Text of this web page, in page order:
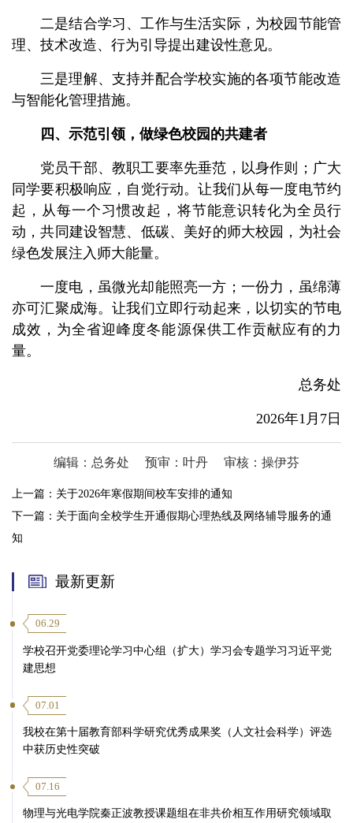
二是结合学习、工作与生活实际，为校园节能管
理、技术改造、行为引导提出建设性意见。
三是理解、支持并配合学校实施的各项节能改造
与智能化管理措施。
四、示范引领，做绿色校园的共建者
党员干部、教职工要率先垂范，以身作则；广大
同学要积极响应，自觉行动。让我们从每一度电节约
起，从每一个习惯改起，将节能意识转化为全员行
动，共同建设智慧、低碳、美好的师大校园，为社会
绿色发展注入师大能量。
一度电，虽微光却能照亮一方；一份力，虽绵薄
亦可汇聚成海。让我们立即行动起来，以切实的节电
成效，为全省迎峰度冬能源保供工作贡献应有的力
量。
总务处
2026年1月7日
编辑：总务处 预审：叶丹 审核：操伊芬
上一篇： 关于2026年寒假期间校车安排的通知
下一篇： 关于面向全校学生开通假期心理热线及网络辅导服务的通
知
最新更新
06.29
学校召开党委理论学习中心组（扩大）学习会专题学习习近平党
建思想
07.01
我校在第十届教育部科学研究优秀成果奖（人文社会科学）评选
中获历史性突破
07.16
物理与光电学院秦正波教授课题组在非共价相互作用研究领域取